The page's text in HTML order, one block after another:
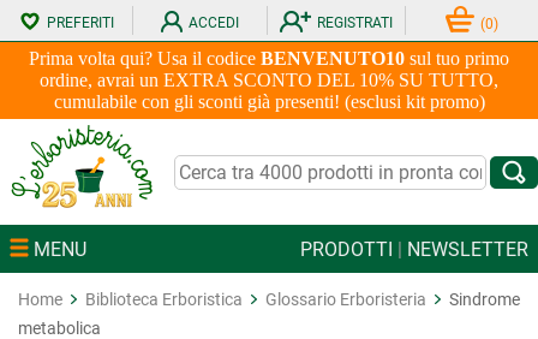
Prima volta qui? Usa il codice BENVENUTO10 sul tuo primo
ordine, avrai un EXTRA SCONTO DEL 10% SU TUTTO,
cumulabile con gli sconti già presenti! (esclusi kit promo)
PREFERITI ACCEDI REGISTRATI (0)
MENU PRODOTTI | NEWSLETTER
Home Biblioteca Erboristica Glossario Erboristeria
Sindrome
metabolica